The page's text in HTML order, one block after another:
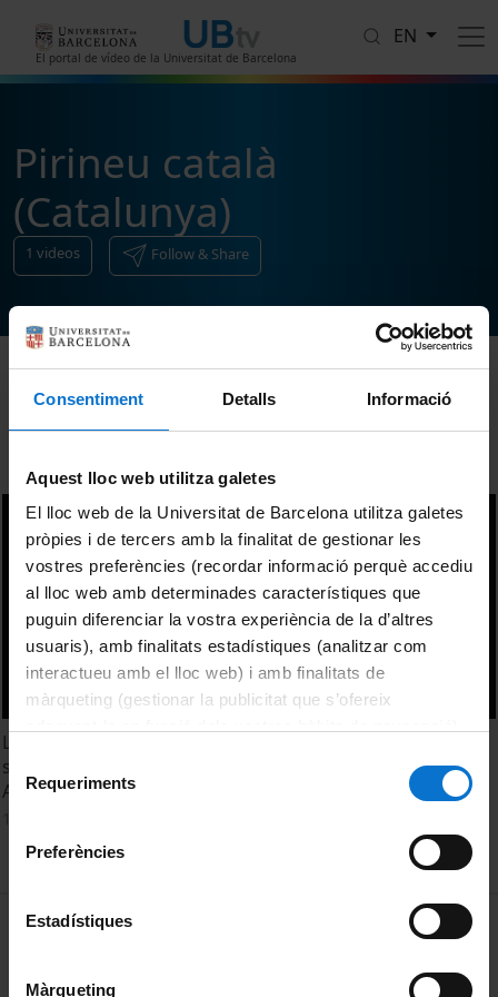
Consentiment Detalls Informació
Aquest lloc web utilitza galetes
El lloc web de la Universitat de Barcelona utilitza galetes
pròpies i de tercers amb la finalitat de gestionar les
vostres preferències (recordar informació perquè accediu
al lloc web amb determinades característiques que
puguin diferenciar la vostra experiència de la d’altres
usuaris), amb finalitats estadístiques (analitzar com
interactueu amb el lloc web) i amb finalitats de
màrqueting (gestionar la publicitat que s’ofereix
consultar laPolítica de galetes del lloc web de la
Selecció
de Requeriments
Preferències
Estadístiques
Màrqueting
El portal de vídeo de la Universitat de Barcelona
EN
Pirineu català
(Catalunya)
1 videos Follow & Share
Sort
La Bassa Nera (Pirineus Centrals) com a potencial
sentinella dels canvis climàtics els darrers 15.000 anys.
Arnau Blasco Ruiz
MENÚ PEU 1